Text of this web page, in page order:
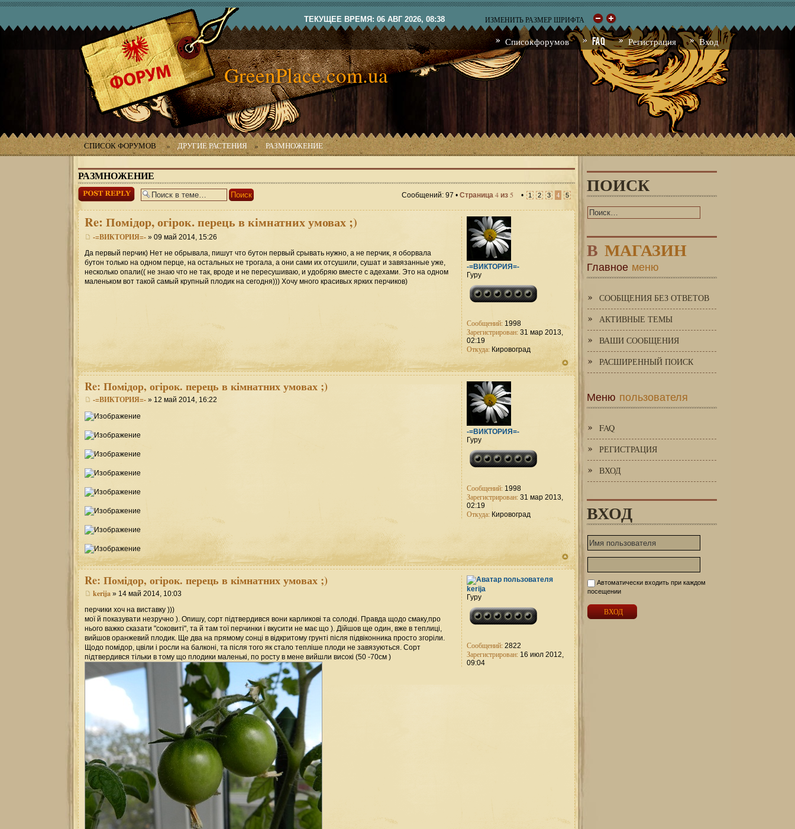
ТЕКУЩЕЕ ВРЕМЯ: 06 АВГ 2026, 08:38 ИЗМЕНИТЬ РАЗМЕР ШРИФТА
Список форумов FAQ Регистрация Вход
GreenPlace.com.ua
СПИСОК ФОРУМОВ » ДРУГИЕ РАСТЕНИЯ » РАЗМНОЖЕНИЕ
РАЗМНОЖЕНИЕ
Ответить Сообщений: 97 • Страница 4 из 5 • 1 2 3 4 5
Re: Помідор, огірок. перець в кімнатних умовах ;)
-=ВИКТОРИЯ=- » 09 май 2014, 15:26
Да первый перчик) Нет не обрывала, пишут что бутон первый срывать нужно, а не перчик, я оборвала
бутон только на одном перце, на остальных не трогала, а они сами их отсушили, сушат и завязанные уже,
несколько опали(( не знаю что не так, вроде и не пересушиваю, и удобряю вместе с адехами. Это на одном
маленьком вот такой самый крупный плодик на сегодня))) Хочу много красивых ярких перчиков)
-=ВИКТОРИЯ=-
Гуру
Сообщений: 1998
Зарегистрирован: 31 мар 2013,
02:19
Откуда: Кировоград
Re: Помідор, огірок. перець в кімнатних умовах ;)
-=ВИКТОРИЯ=- » 12 май 2014, 16:22
-=ВИКТОРИЯ=-
Гуру
Сообщений: 1998
Зарегистрирован: 31 мар 2013,
02:19
Откуда: Кировоград
Re: Помідор, огірок. перець в кімнатних умовах ;)
kerija » 14 май 2014, 10:03
перчики хоч на виставку )))
мої й показувати незручно ). Опишу, сорт підтвердився вони карликові та солодкі. Правда щодо смаку,про
нього важко сказати "соковиті", та й там тої перчинки і вкусити не має що ). Дійшов ще один, вже в теплиці,
вийшов оранжевий плодик. Ще два на прямому сонці в відкритому грунті після підвіконника просто згоріли.
Щодо помідор, цвіли і росли на балконі, та після того як стало тепліше плоди не завязуються. Сорт
підтвердився тільки в тому що плодики маленькі, по росту в мене вийшли високі (50 -70см )
kerija
Гуру
Сообщений: 2822
Зарегистрирован: 16 июл 2012,
09:04
ПОИСК
В МАГАЗИН
Главное меню
СООБЩЕНИЯ БЕЗ ОТВЕТОВ
АКТИВНЫЕ ТЕМЫ
ВАШИ СООБЩЕНИЯ
РАСШИРЕННЫЙ ПОИСК
Меню пользователя
FAQ
РЕГИСТРАЦИЯ
ВХОД
ВХОД
Автоматически входить при каждом
посещении